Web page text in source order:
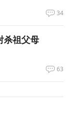
34
杀祖父母
63